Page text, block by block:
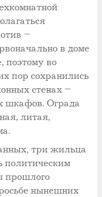
–
в доме
поэтому во
пор сохранились
стенах –
шкафов. Ограда
литая,
три жильца
политическим
прошлого
нынешних